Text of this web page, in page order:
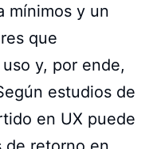
mínimos y un
que
y, por ende,
estudios de
en UX puede